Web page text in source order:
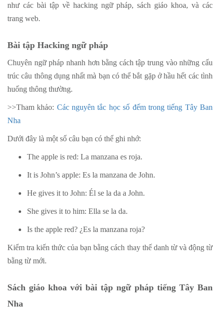
như các bài tập về hacking ngữ pháp, sách giáo khoa, và các
trang web.
Bài tập Hacking ngữ pháp
Chuyên ngữ pháp nhanh hơn bằng cách tập trung vào những cấu
trúc câu thông dụng nhất mà bạn có thể bắt gặp ở hầu hết các tình
huống thông thường.
>>Tham khảo: Các nguyên tắc học số đếm trong tiếng Tây Ban
Nha
Dưới đây là một số câu bạn có thể ghi nhớ:
The apple is red: La manzana es roja.
It is John’s apple: Es la manzana de John.
He gives it to John: Él se la da a John.
She gives it to him: Ella se la da.
Is the apple red? ¿Es la manzana roja?
Kiểm tra kiến thức của bạn bằng cách thay thế danh từ và động từ
bằng từ mới.
Sách giáo khoa với bài tập ngữ pháp tiếng Tây Ban
Nha